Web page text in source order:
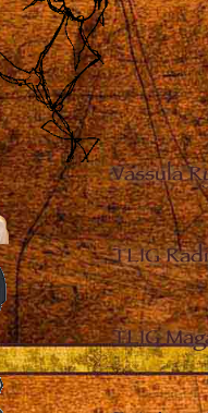
Vassula
TLIG
TLIG